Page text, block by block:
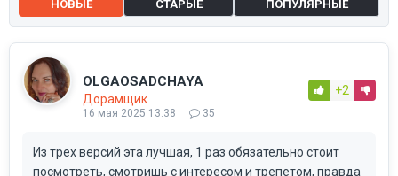
НОВЫЕ
СТАРЫЕ ПОПУЛЯРНЫЕ
OLGAOSADCHAYA
Дорамщик
16 мая 2025 13:38 35
+2
Из трех версий эта лучшая, 1 раз обязательно стоит
посмотреть, смотришь с интересом и трепетом, правда